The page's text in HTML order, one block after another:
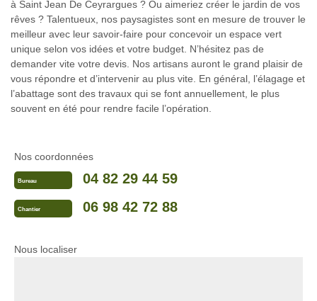
à Saint Jean De Ceyrargues ? Ou aimeriez créer le jardin de vos
rêves ? Talentueux, nos paysagistes sont en mesure de trouver le
meilleur avec leur savoir-faire pour concevoir un espace vert
unique selon vos idées et votre budget. N’hésitez pas de
demander vite votre devis. Nos artisans auront le grand plaisir de
vous répondre et d’intervenir au plus vite. En général, l’élagage et
l’abattage sont des travaux qui se font annuellement, le plus
souvent en été pour rendre facile l’opération.
Nos coordonnées
Bureau 04 82 29 44 59
Chantier 06 98 42 72 88
Nous localiser